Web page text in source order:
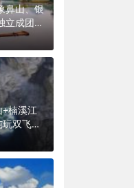
鼻山、银
立成团双
楠溪江
双飞五